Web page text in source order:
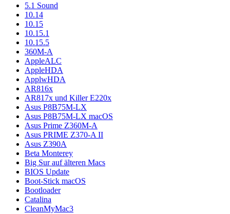
5.1 Sound
10.14
10.15
10.15.1
10.15.5
360M-A
AppleALC
AppleHDA
ApplwHDA
AR816x
AR817x und Killer E220x
Asus P8B75M-LX
Asus P8B75M-LX macOS
Asus Prime Z360M-A
Asus PRIME Z370-A II
Asus Z390A
Beta Monterey
Big Sur auf älteren Macs
BIOS Update
Boot-Stick macOS
Bootloader
Catalina
CleanMyMac3